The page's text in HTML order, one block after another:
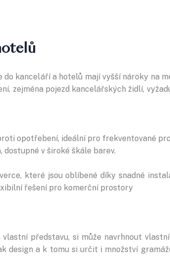
kanceláří a hotelů mají vyšší nároky na
zejména pojezd kancelářských židlí,
opotřebení, ideální pro frekventované
dostupné v široké škále barev.
které jsou oblíbené díky snadné
řešení pro komerční prostory
představu, si může navrhnout
design a k tomu si určit i množství